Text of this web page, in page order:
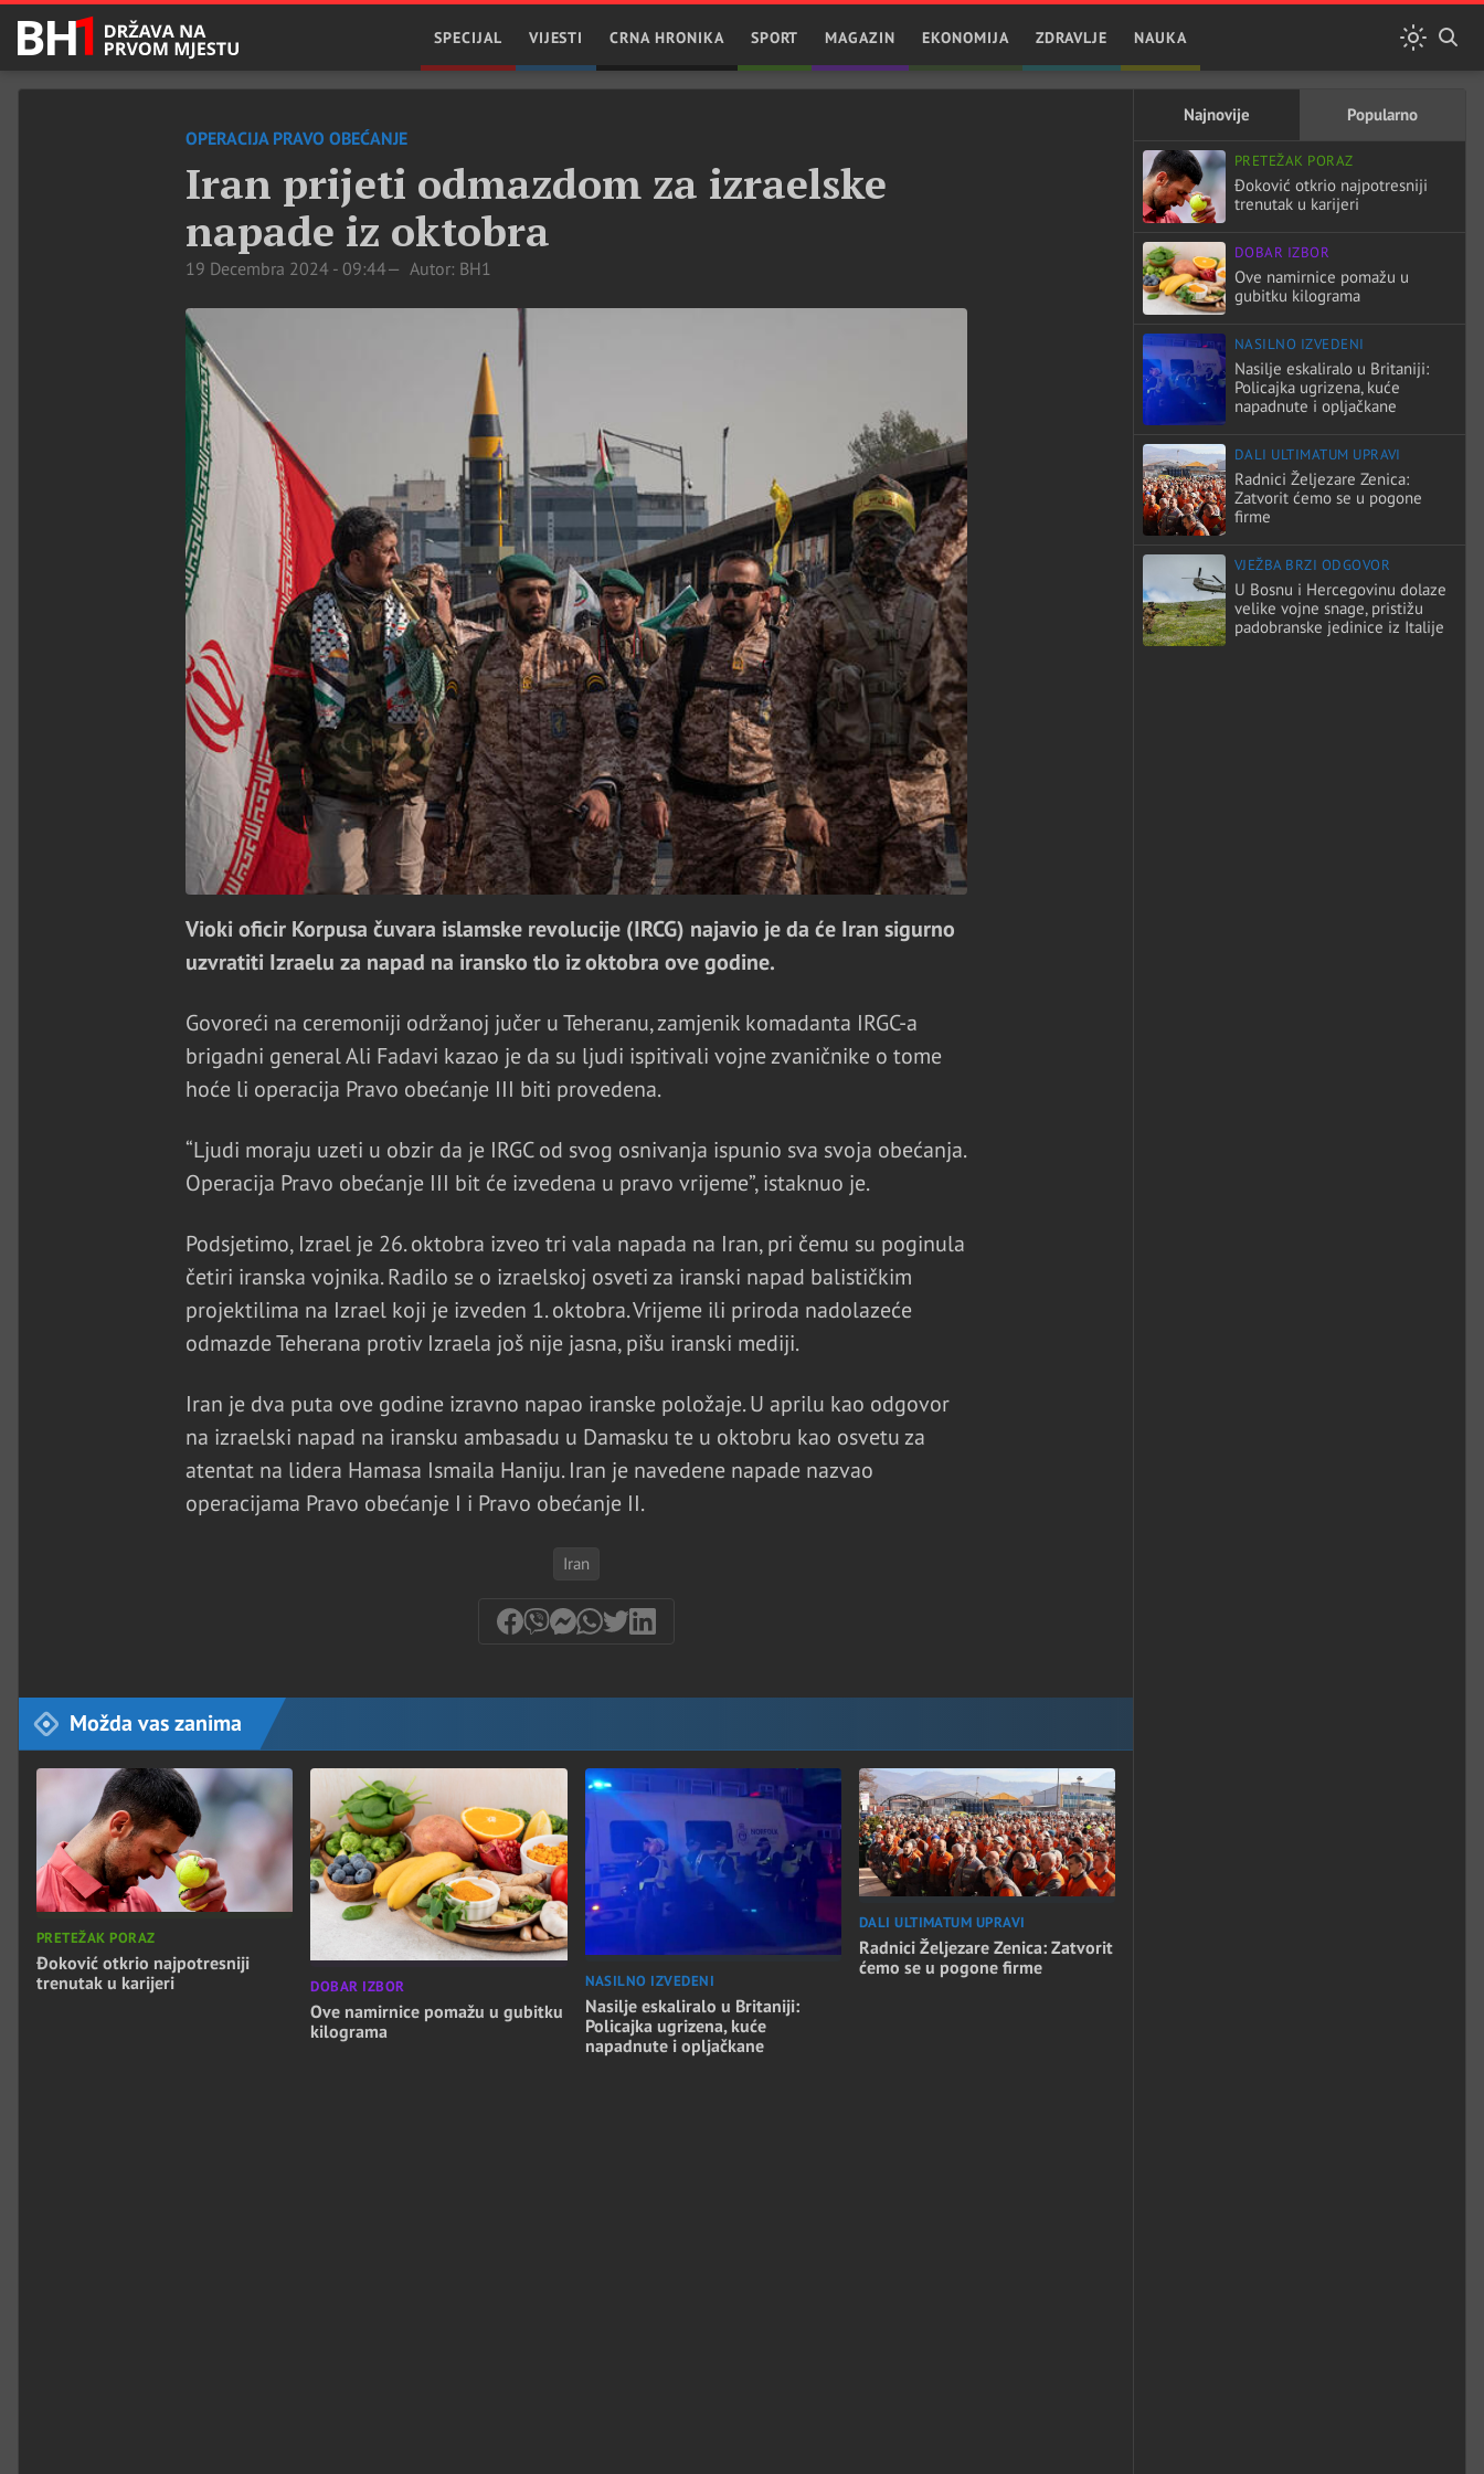
SPECIJAL VIJESTI CRNA HRONIKA SPORT MAGAZIN EKONOMIJA ZDRAVLJE NAUKA
OPERACIJA PRAVO OBEĆANJE
Iran prijeti odmazdom za izraelske
napade iz oktobra
19 Decembra 2024 - 09:44 Autor: BH1
Vioki oficir Korpusa čuvara islamske revolucije (IRCG) najavio je da će Iran sigurno
uzvratiti Izraelu za napad na iransko tlo iz oktobra ove godine.
Govoreći na ceremoniji održanoj jučer u Teheranu, zamjenik komadanta IRGC-a
brigadni general Ali Fadavi kazao je da su ljudi ispitivali vojne zvaničnike o tome
hoće li operacija Pravo obećanje III biti provedena.
“Ljudi moraju uzeti u obzir da je IRGC od svog osnivanja ispunio sva svoja obećanja.
Operacija Pravo obećanje III bit će izvedena u pravo vrijeme”, istaknuo je.
Podsjetimo, Izrael je 26. oktobra izveo tri vala napada na Iran, pri čemu su poginula
četiri iranska vojnika. Radilo se o izraelskoj osveti za iranski napad balističkim
projektilima na Izrael koji je izveden 1. oktobra. Vrijeme ili priroda nadolazeće
odmazde Teherana protiv Izraela još nije jasna, pišu iranski mediji.
Iran je dva puta ove godine izravno napao iranske položaje. U aprilu kao odgovor
na izraelski napad na iransku ambasadu u Damasku te u oktobru kao osvetu za
atentat na lidera Hamasa Ismaila Haniju. Iran je navedene napade nazvao
operacijama Pravo obećanje I i Pravo obećanje II.
Iran
Možda vas zanima
PRETEŽAK PORAZ
Đoković otkrio najpotresniji
trenutak u karijeri
DOBAR IZBOR
Ove namirnice pomažu u gubitku
kilograma
NASILNO IZVEDENI
Nasilje eskaliralo u Britaniji:
Policajka ugrizena, kuće
napadnute i opljačkane
DALI ULTIMATUM UPRAVI
Radnici Željezare Zenica: Zatvorit
ćemo se u pogone firme
Najnovije Popularno
PRETEŽAK PORAZ
Đoković otkrio najpotresniji
trenutak u karijeri
DOBAR IZBOR
Ove namirnice pomažu u
gubitku kilograma
NASILNO IZVEDENI
Nasilje eskaliralo u Britaniji:
Policajka ugrizena, kuće
napadnute i opljačkane
DALI ULTIMATUM UPRAVI
Radnici Željezare Zenica:
Zatvorit ćemo se u pogone
firme
VJEŽBA BRZI ODGOVOR
U Bosnu i Hercegovinu dolaze
velike vojne snage, pristižu
padobranske jedinice iz Italije